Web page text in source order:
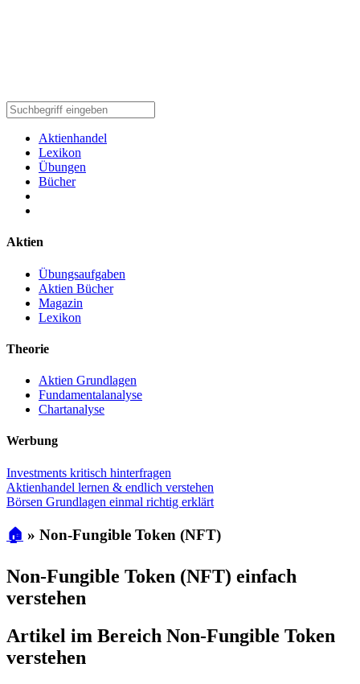
Aktienhandel
Lexikon
Übungen
Bücher
Aktien
Übungsaufgaben
Aktien Bücher
Magazin
Lexikon
Theorie
Aktien Grundlagen
Fundamentalanalyse
Chartanalyse
Werbung
Investments kritisch hinterfragen
Aktienhandel lernen & endlich verstehen
Börsen Grundlagen einmal richtig erklärt
🏠 » Non-Fungible Token (NFT)
Non-Fungible Token (NFT) einfach
verstehen
Artikel im Bereich Non-Fungible Token
verstehen